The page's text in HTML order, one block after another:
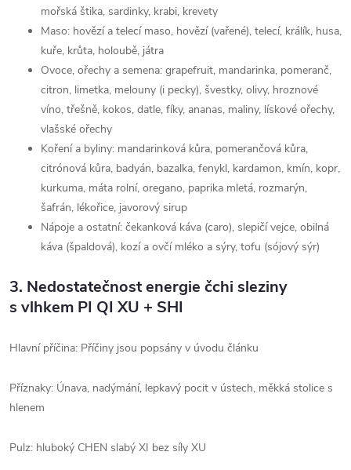
mořská štika, sardinky, krabi, krevety
Maso: hovězí a telecí maso, hovězí (vařené), telecí, králík, husa,
kuře, krůta, holoubě, játra
Ovoce, ořechy a semena: grapefruit, mandarinka, pomeranč,
citron, limetka, melouny (i pecky), švestky, olivy, hroznové
víno, třešně, kokos, datle, fíky, ananas, maliny, lískové ořechy,
vlašské ořechy
Koření a byliny: mandarinková kůra, pomerančová kůra,
citrónová kůra, badyán, bazalka, fenykl, kardamon, kmín, kopr,
kurkuma, máta rolní, oregano, paprika mletá, rozmarýn,
šafrán, lékořice, javorový sirup
Nápoje a ostatní: čekanková káva (caro), slepičí vejce, obilná
káva (špaldová), kozí a ovčí mléko a sýry, tofu (sójový sýr)
3. Nedostatečnost energie čchi sleziny
s vlhkem PI QI XU + SHI
Hlavní příčina: Příčiny jsou popsány v úvodu článku
Příznaky: Únava, nadýmání, lepkavý pocit v ústech, měkká stolice s
hlenem
Pulz: hluboký CHEN slabý XI bez síly XU